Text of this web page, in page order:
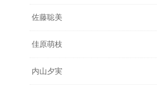
佐藤聡美
佳原萌枝
内山夕実